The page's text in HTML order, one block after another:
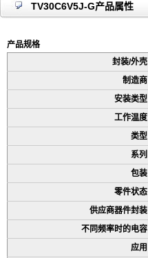
TV30C6V5J-G产品属性
产品规格
封装/外壳
制造商
安装类型
工作温度
类型
系列
包装
零件状态
供应商器件封装
不同频率时的电容
应用